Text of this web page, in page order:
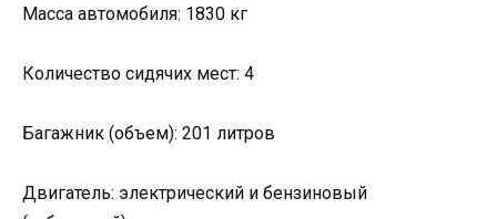
Масса автомобиля: 1830 кг
Количество сидячих мест: 4
Багажник (объем): 201 литров
Двигатель: электрический и бензиновый